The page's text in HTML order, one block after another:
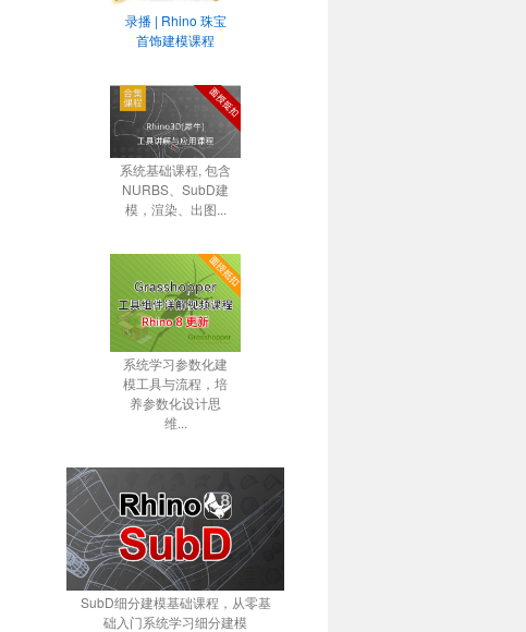
录播 | Rhino 珠宝
首饰建模课程
系统基础课程, 包含
NURBS、SubD建
模，渲染、出图...
系统学习参数化建
模工具与流程，培
养参数化设计思
维...
SubD细分建模基础课程，从零基
础入门系统学习细分建模